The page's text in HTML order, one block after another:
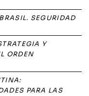
SEGURIDAD
Y
ORDEN
PARA LAS